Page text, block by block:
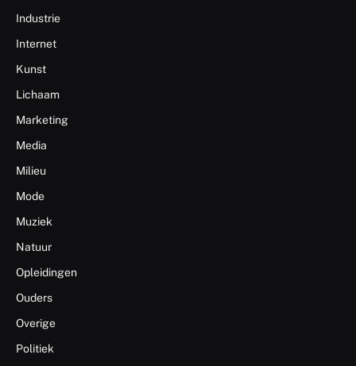
Industrie
Internet
Kunst
Lichaam
Marketing
Media
Milieu
Mode
Muziek
Natuur
Opleidingen
Ouders
Overige
Politiek